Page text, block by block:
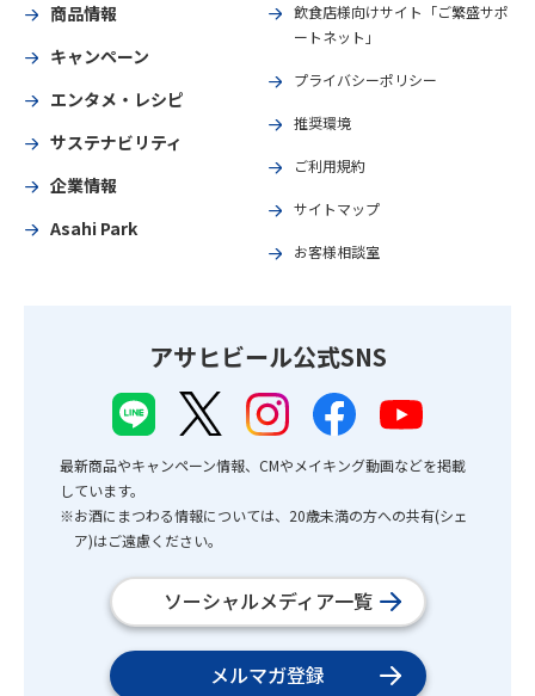
商品情報
キャンペーン
エンタメ・レシピ
サステナビリティ
企業情報
Asahi Park
飲食店様向けサイト「ご繁盛サポ
ートネット」
プライバシーポリシー
推奨環境
ご利用規約
サイトマップ
お客様相談室
アサヒビール公式SNS
最新商品やキャンペーン情報、CMやメイキング動画などを掲載
しています。
※お酒にまつわる情報については、20歳未満の方への共有(シェ
ア)はご遠慮ください。
ソーシャルメディア一覧
メルマガ登録